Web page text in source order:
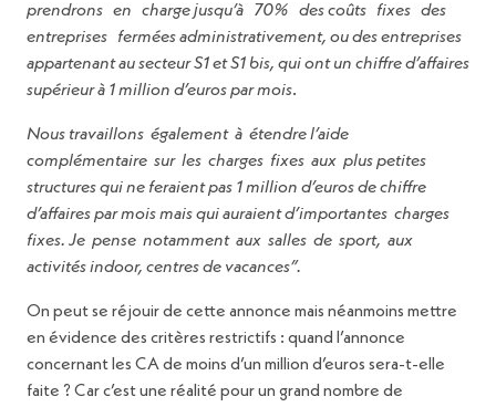
prendrons en charge jusqu’à 70% des coûts fixes des
entreprises fermées administrativement, ou des entreprises
appartenant au secteur S1 et S1 bis, qui ont un chiffre d’affaires
supérieur à 1 million d’euros par mois.
Nous travaillons également à étendre l’aide
complémentaire sur les charges fixes aux plus petites
structures qui ne feraient pas 1 million d’euros de chiffre
d’affaires par mois mais qui auraient d’importantes charges
fixes. Je pense notamment aux salles de sport, aux
activités indoor, centres de vacances”.
On peut se réjouir de cette annonce mais néanmoins mettre
en évidence des critères restrictifs : quand l’annonce
concernant les CA de moins d’un million d’euros sera-t-elle
faite ? Car c’est une réalité pour un grand nombre de